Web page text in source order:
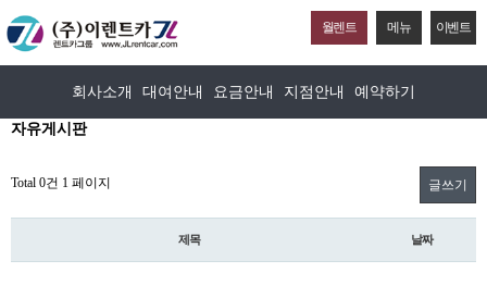
월렌트 메뉴 이벤트
회사소개 대여안내 요금안내 지점안내 예약하기
자유게시판
Total 0건 1 페이지 글쓰기
제목 날짜